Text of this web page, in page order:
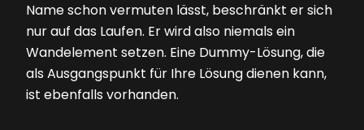
Name schon vermuten lässt, beschränkt er sich
nur auf das Laufen. Er wird also niemals ein
Wandelement setzen. Eine Dummy-Lösung, die
als Ausgangspunkt für Ihre Lösung dienen kann,
ist ebenfalls vorhanden.